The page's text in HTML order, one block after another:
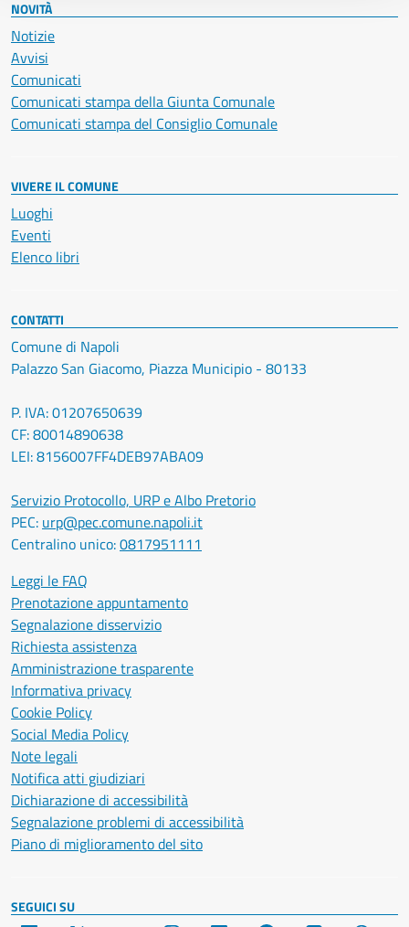
NOVITÀ
Notizie
Avvisi
Comunicati
Comunicati stampa della Giunta Comunale
Comunicati stampa del Consiglio Comunale
VIVERE IL COMUNE
Luoghi
Eventi
Elenco libri
CONTATTI
Comune di Napoli
Palazzo San Giacomo, Piazza Municipio - 80133
P. IVA: 01207650639
CF: 80014890638
LEI: 8156007FF4DEB97ABA09
Servizio Protocollo, URP e Albo Pretorio
PEC: urp@pec.comune.napoli.it
Centralino unico:0817951111
Leggi le FAQ
Prenotazione appuntamento
Segnalazione disservizio
Richiesta assistenza
Amministrazione trasparente
Informativa privacy
Cookie Policy
Social Media Policy
Note legali
Notifica atti giudiziari
Dichiarazione di accessibilità
Segnalazione problemi di accessibilità
Piano di miglioramento del sito
SEGUICI SU